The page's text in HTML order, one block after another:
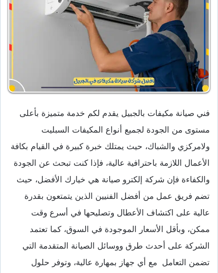
فني صيانة مكيفات بالجبيل يقدم لكم خدمة متميزة بأعلى
مستوى من الجودة لجميع أنواع المكيفات السبليت
ولامركزي والشباك، حيث يمتلك خبرة كبيرة في القيام بكافة
الأعمال اللازمة باحترافية عالية، فإذا كنت تبحث عن الجودة
والكفاءة فإن شركة إلكترو صيانة هي خيارك الأفضل، حيث
تضم فريق عمل من أفضل الفنيين الذين يتمتعون بقدرة
عالية على اكتشاف الأعطال وتصليحها في أسرع وقت
ممكن، وبأقل الأسعار الموجودة في السوق، كما تعتمد
الشركة على أحدث طرق ووسائل الصيانة المتقدمة التي
تضمن التعامل مع أي جهاز بمهارة عالية، وتوفر حلول